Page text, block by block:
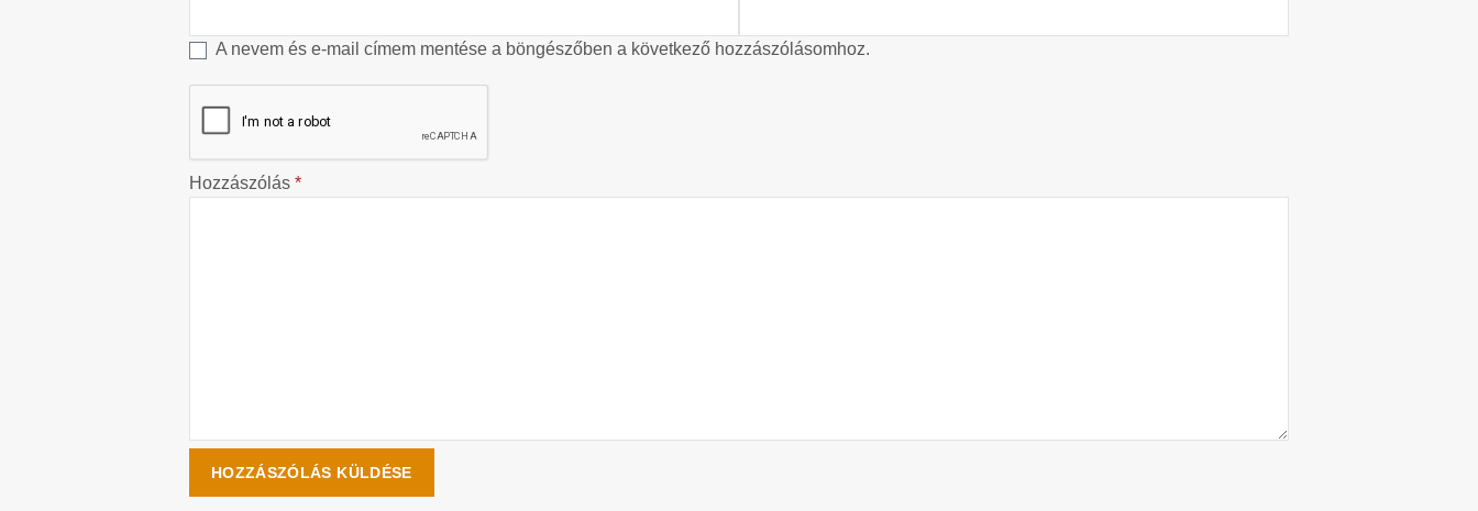
A nevem és e-mail címem mentése a böngészőben a következő hozzászólásomhoz.
Hozzászólás *